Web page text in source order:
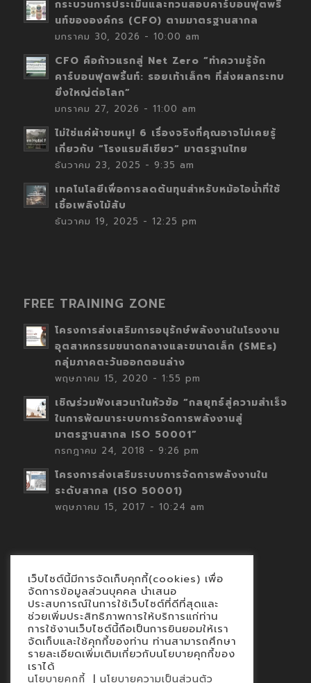
กระบวนการประเมินและทวนสอบคาร์บอนฟุตพริ้
นท์ขององค์กร (CFO) ตามมาตรฐานสากล
มกราคม 30, 2026 - 10:00 am
CFO คือก้าวแรกสู่ Net Zero “ทำความรู้จัก
คาร์บอนฟุตพริ้นท์: รอยเท้าเล็กๆ ที่ส่งผลกระทบ
ยิ่งใหญ่ต่อโลก”
มกราคม 27, 2026 - 11:00 am
ไม่ใช่แค่ผ้าขนหนู! 6 เรื่องจริงที่คุณอาจไม่เคยรู้
เกี่ยวกับ “โรงแรมสีเขียว” มาตรฐานไทย
ธันวาคม 23, 2025 - 9:35 am
เทคโนโลยีเพื่อการลดต้นทุนสำหรับหม้อไอน้ำที่ใช้
เชื้อเพลิงไม้สับ
ธันวาคม 19, 2025 - 12:25 pm
FREE TRAINING ZONE
โครงการส่งเสริมการอนุรักษ์พลังงานในโรงงาน
อุตสาหกรรมขนาดกลางและขนาดเล็ก (SMEs)
กลุ่มภาคตะวันออกตอนล่าง
พฤษภาคม 15, 2020 - 1:55 pm
เชิญร่วมฟังเสวนาในหัวข้อ “กลยุทธ์สู่ความสำเร็จ
ในการพัฒนาระบบการจัดการพลังงานสู่
มาตรฐานสากล ISO 50001”
กรกฎาคม 24, 2018 - 9:26 pm
โครงการส่งเสริมระบบการจัดการพลังงานใน
ระดับสากล (ISO 50001)
พฤษภาคม 15, 2017 - 10:24 am
Contact
นโยบายคุกกี้
นโยบายข้อมูลส่วนบุคคล
เว็บไซต์นี้มีการจัดเก็บคุกกี้(cookies) เพื่อ
จัดการข้อมูลส่วนบุคคล นำเสนอ
ประสบการณ์ในการใช้เว็บไซต์ที่ดีที่สุดและ
ช่วยเพิ่มประสิทธิภาพการให้บริการแก่ท่าน
การใช้งานเว็บไซต์นี้ถือเป็นการยินยอมให้เรา
จัดเก็บและใช้คุกกี้ของท่าน ท่านสามารถศึกษา
รายละเอียดเพิ่มเติมเกี่ยวกับนโยบายคุกกี้ของ
เราได้
นโยบายคุกกี้ | นโยบายความเป็นส่วนตัว